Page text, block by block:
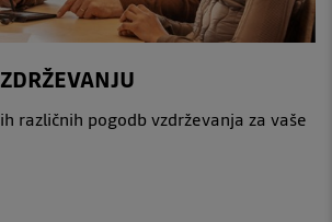
različnih pogodb vzdrževanja za vaše